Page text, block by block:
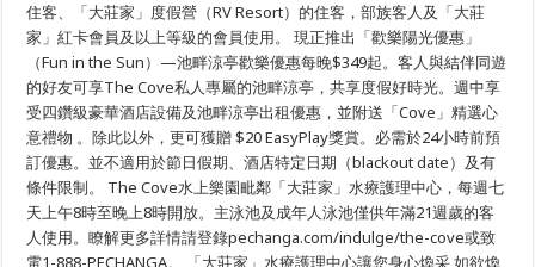
受
住客、「大莊家」度假營（RV Resort）的住客，部族客人及「大莊
家」紅卡會員及以上等級的會員使用。 現正推出「歡樂陽光優惠」
（Fun in the Sun）—池畔涼亭歡樂優惠每晚$349起。客人與結伴同遊
的好友可享The Cove私人專屬的池畔涼亭，共享度假好時光。週中享
受四鑽級豪華酒店設備及池畔涼亭出租優惠，並附送「Cove」精選心
意禮物 。除此以外，更可獲贈 $20 EasyPlay獎賞。必需於24小時前預
訂優惠。並不適用於節日假期、酒店特定日期（blackout date）及有
條件限制。 The Cove水上樂園毗鄰「大莊家」水療護理中心，每週七
天上午8時至晚上8時開放。主泳池及成年人泳池僅供年滿21週歲的客
人使用。瞭解更多詳情請登錄pechanga.com/indulge/the-cove或致
電1-888-PECHANGA。 「大莊家」水療護理中心讓您身心煥采 如欲煥